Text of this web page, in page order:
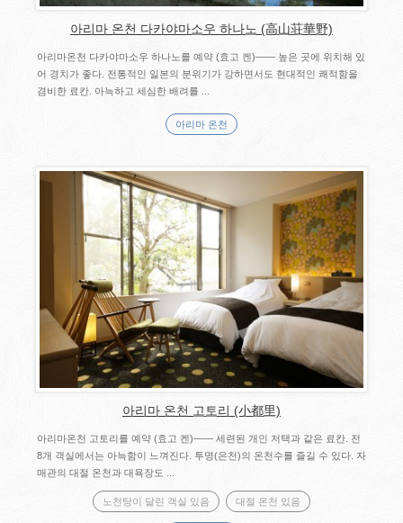
아리마 온천 다카야마소우 하나노 (高山荘華野)
아리마온천 다카야마소우 하나노를 예약 (효고 켄)―― 높은 곳에 위치해 있
어 경치가 좋다. 전통적인 일본의 분위기가 강하면서도 현대적인 쾌적함을
겸비한 료칸. 아늑하고 세심한 배려를 ...
아리마 온천
아리마 온천 고토리 (小都里)
아리마온천 고토리를 예약 (효고 켄)―― 세련된 개인 저택과 같은 료칸. 전
8개 객실에서는 아늑함이 느껴진다. 투명(은천)의 온천수를 즐길 수 있다. 자
매관의 대절 온천과 대욕장도 ...
노천탕이 달린 객실 있음 대절 온천 있음